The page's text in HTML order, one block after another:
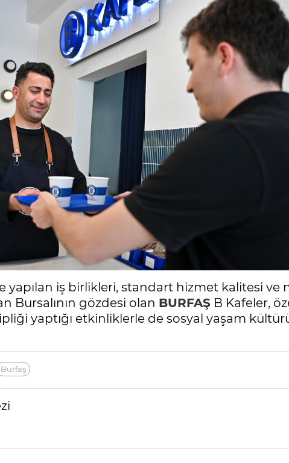
yapılan iş birlikleri, standart hizmet kalitesi ve
Bursalının gözdesi olan BURFAŞ B Kafeler,
yaptığı etkinliklerle de sosyal yaşam
Burfaş